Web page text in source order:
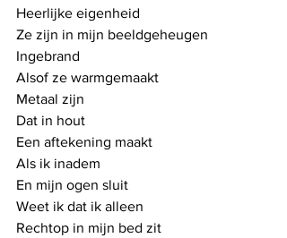
Heerlijke eigenheid
Ze zijn in mijn beeldgeheugen
Ingebrand
Alsof ze warmgemaakt
Metaal zijn
Dat in hout
Een aftekening maakt
Als ik inadem
En mijn ogen sluit
Weet ik dat ik alleen
Rechtop in mijn bed zit